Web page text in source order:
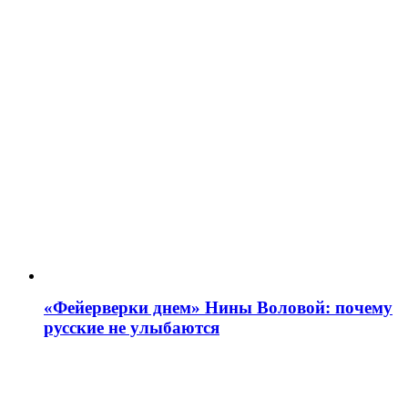
«Фейерверки днем» Нины Воловой: почему
русские не улыбаются